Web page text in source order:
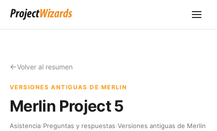
Volver al resumen
VERSIONES ANTIGUAS DE MERLIN
Merlin Project 5
Asistencia›Preguntas y respuestas›Versiones antiguas de Merlin